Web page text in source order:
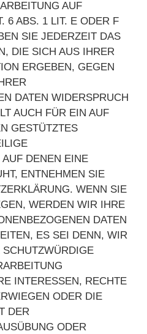
AUF
6 ABS. 1 LIT. E ODER F
SIE JEDERZEIT DAS
DIE SICH AUS IHRER
ERGEBEN, GEGEN
DATEN WIDERSPRUCH
AUCH FÜR EIN AUF
GESTÜTZTES
DENEN EINE
ENTNEHMEN SIE
WENN SIE
WERDEN WIR IHRE
DATEN
ES SEI DENN, WIR
INTERESSEN, RECHTE
ODER DIE
DER
ODER